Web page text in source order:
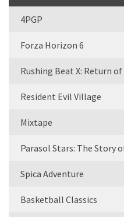
4PGP
Forza Horizon 6
Rushing Beat X: Return
Resident Evil Village
Mixtape
Parasol Stars: The Story
Spica Adventure
Basketball Classics